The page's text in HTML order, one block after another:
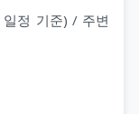
일정 기준) / 주변